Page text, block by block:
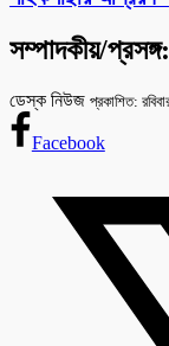
সম্পাদকীয়/
ডেস্ক নিউজ প্রকাশিত:
Facebook